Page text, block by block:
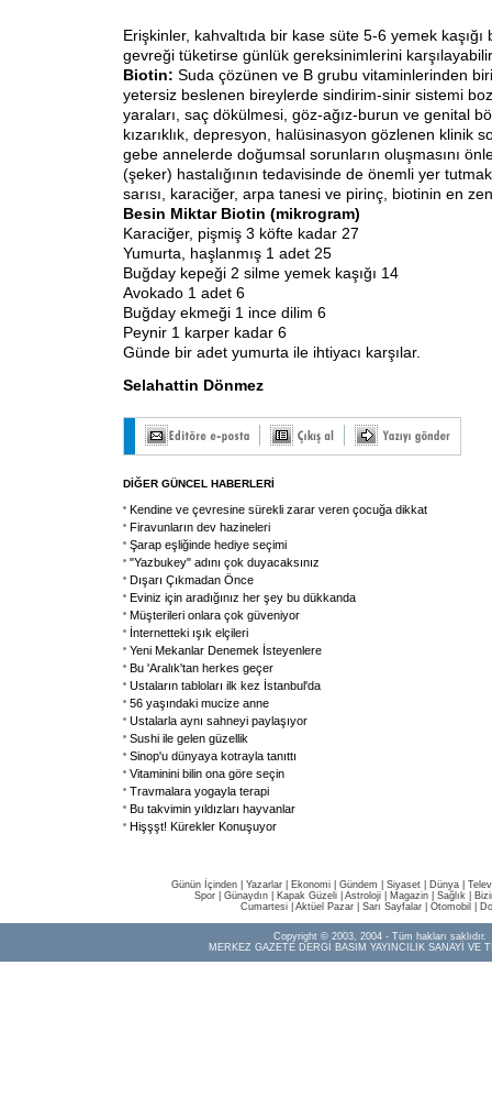
Erişkinler, kahvaltıda bir kase süte 5-6 yemek kaşığı
gevreği tüketirse günlük gereksinimlerini
Biotin: Suda çözünen ve B grubu vitaminlerinden
yetersiz beslenen bireylerde sindirim-sinir sistemi
yaraları, saç dökülmesi, göz-ağız-burun ve genital
kızarıklık, depresyon, halüsinasyon gözlenen klinik
gebe annelerde doğumsal sorunların oluşmasını
(şeker) hastalığının tedavisinde de önemli yer
sarısı, karaciğer, arpa tanesi ve pirinç, biotinin en
Besin Miktar Biotin (mikrogram)
Karaciğer, pişmiş 3 köfte kadar 27
Yumurta, haşlanmış 1 adet 25
Buğday kepeği 2 silme yemek kaşığı 14
Avokado 1 adet 6
Buğday ekmeği 1 ince dilim 6
Peynir 1 karper kadar 6
Günde bir adet yumurta ile ihtiyacı karşılar.
Selahattin Dönmez
DİĞER GÜNCEL HABERLERİ
Kendine ve çevresine sürekli zarar veren çocuğa dikkat
Firavunların dev hazineleri
Şarap eşliğinde hediye seçimi
"Yazbukey" adını çok duyacaksınız
Dışarı Çıkmadan Önce
Eviniz için aradığınız her şey bu dükkanda
Müşterileri onlara çok güveniyor
İnternetteki ışık elçileri
Yeni Mekanlar Denemek İsteyenlere
Bu 'Aralık'tan herkes geçer
Ustaların tabloları ilk kez İstanbul'da
56 yaşındaki mucize anne
Ustalarla aynı sahneyi paylaşıyor
Sushi ile gelen güzellik
Sinop'u dünyaya kotrayla tanıttı
Vitaminini bilin ona göre seçin
Travmalara yogayla terapi
Bu takvimin yıldızları hayvanlar
Hişşşt! Kürekler Konuşuyor
Günün İçinden Yazarlar Ekonomi Gündem Siyaset Dünya |
Spor
Günaydın Kapak Güzeli Astroloji Magazin Sağlık
Cumartesi| Aktüel Pazar| Sarı Sayfalar| Otomobil
Copyright © 2003, 2004 - Tüm hakları saklıdır.
MERKEZ GAZETE DERGİ BASIM YAYINCILIK SANAYİ VE